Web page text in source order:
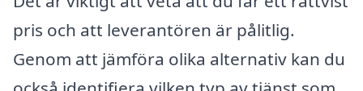
pris och att leverantören är pålitlig.
Genom att jämföra olika alternativ kan du